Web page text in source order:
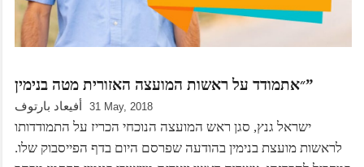
״אתמודד על ראשות המועצה האזורית מטה בנימין”
أفيعاد بارتوف 31 May, 2018
ישראל גנץ, סגן ראש המועצה הנוכחי הכריז על התמודדותו
לראשות מועצת בנימין בהודעה שפרסם היום בדף הפייסבוק שלו.